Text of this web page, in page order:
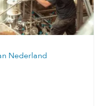
Nederland